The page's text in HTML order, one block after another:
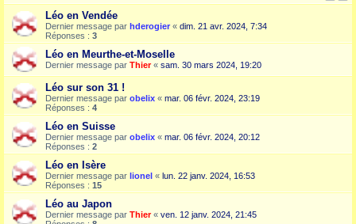
Léo en Vendée
Dernier message par hderogier « dim. 21 avr. 2024, 7:34
Réponses : 3
Léo en Meurthe-et-Moselle
Dernier message par Thier« sam. 30 mars 2024, 19:20
Léo sur son 31 !
Dernier message par obelix « mar. 06 févr. 2024, 23:19
Réponses : 4
Léo en Suisse
Dernier message par obelix « mar. 06 févr. 2024, 20:12
Réponses : 2
Léo en Isère
Dernier message par lionel « lun. 22 janv. 2024, 16:53
Réponses : 15
Léo au Japon
Dernier message par Thier« ven. 12 janv. 2024, 21:45